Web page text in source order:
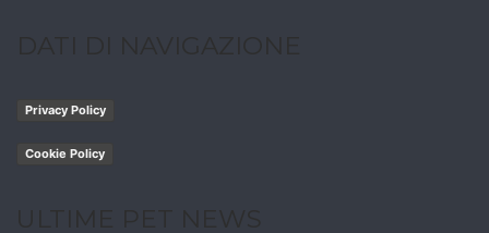
Privacy Policy
Cookie Policy